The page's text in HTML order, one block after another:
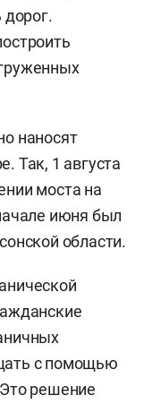
дорог.
наносят
Так, 1 августа
моста на
июня был
области.
с помощью
решение